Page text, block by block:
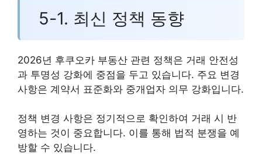
5-1. 최신 정책 동향
2026년 후쿠오카 부동산 관련 정책은 거래 안전성
과 투명성 강화에 중점을 두고 있습니다. 주요 변경
사항은 계약서 표준화와 중개업자 의무 강화입니다.
정책 변경 사항은 정기적으로 확인하여 거래 시 반
영하는 것이 중요합니다. 이를 통해 법적 분쟁을 예
방할 수 있습니다.